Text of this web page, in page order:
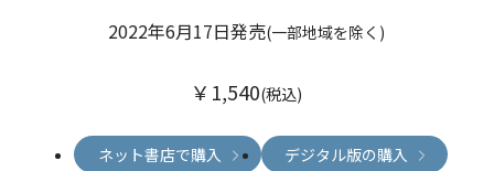
2022年6月17日発売(一部地域を除く)
￥1,540(税込)
ネット書店で購入 デジタル版の購入